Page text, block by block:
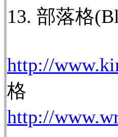
13. 部落格
http://
格
http://